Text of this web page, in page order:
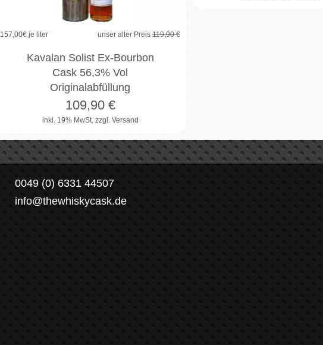
157,00€ je liter unser alter Preis 119,90 €
Kavalan Solist Ex-Bourbon
Cask 56,3% Vol
Originalabfüllung
inkl. 19% MwSt. zzgl. Versand
109,90€
0049 (0) 6331 44507
info@thewhiskycask.de